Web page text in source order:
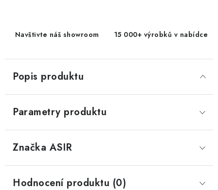
Navštivte náš showroom 15 000+ výrobků v nabídce
Popis produktu
Parametry produktu
Značka ASIR
Hodnocení produktu (0)